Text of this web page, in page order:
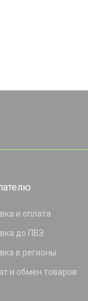
и оплата
до ПВЗ
в регионы
и обмен товаров